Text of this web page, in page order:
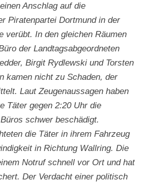
Anschlag auf die
Piratenpartei Dortmund in der
verübt. In den gleichen Räumen
der Landtagsabgeordneten
Birgit Rydlewski und Torsten
kamen nicht zu Schaden, der
Laut Zeugenaussagen haben
Täter gegen 2:20 Uhr die
schwer beschädigt.
die Täter in ihrem Fahrzeug
in Richtung Wallring. Die
Notruf schnell vor Ort und hat
Der Verdacht einer politisch